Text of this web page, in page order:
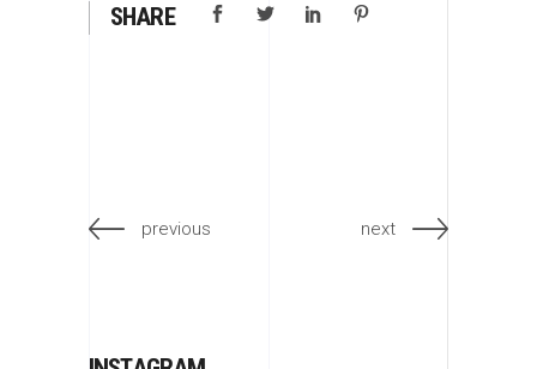
SHARE
previous next